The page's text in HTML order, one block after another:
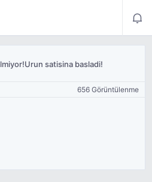
satisina basladi!
656 Görüntülenme